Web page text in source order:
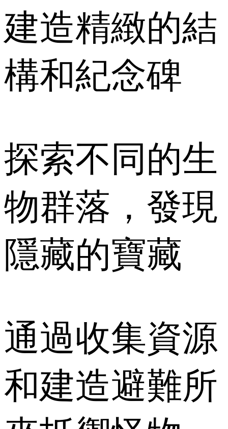
建造精緻的結
構和紀念碑
探索不同的生
物群落，發現
隱藏的寶藏
通過收集資源
和建造避難所